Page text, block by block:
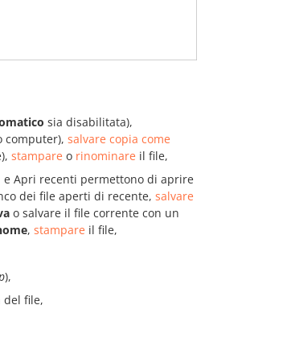
sia disabilitata),
computer), salvare copia come
stampare o rinominare il file,
e Apri recenti permettono di aprire
dei file aperti di recente, salvare
o salvare il file corrente con un
, stampare il file,
),
del file,